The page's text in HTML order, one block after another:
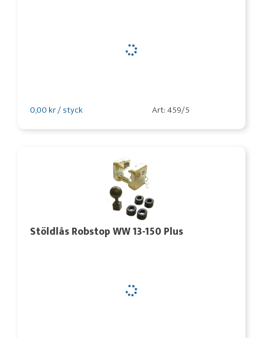
0,00 kr / styck Art: 459/5
Stöldlås Robstop WW 13-150 Plus